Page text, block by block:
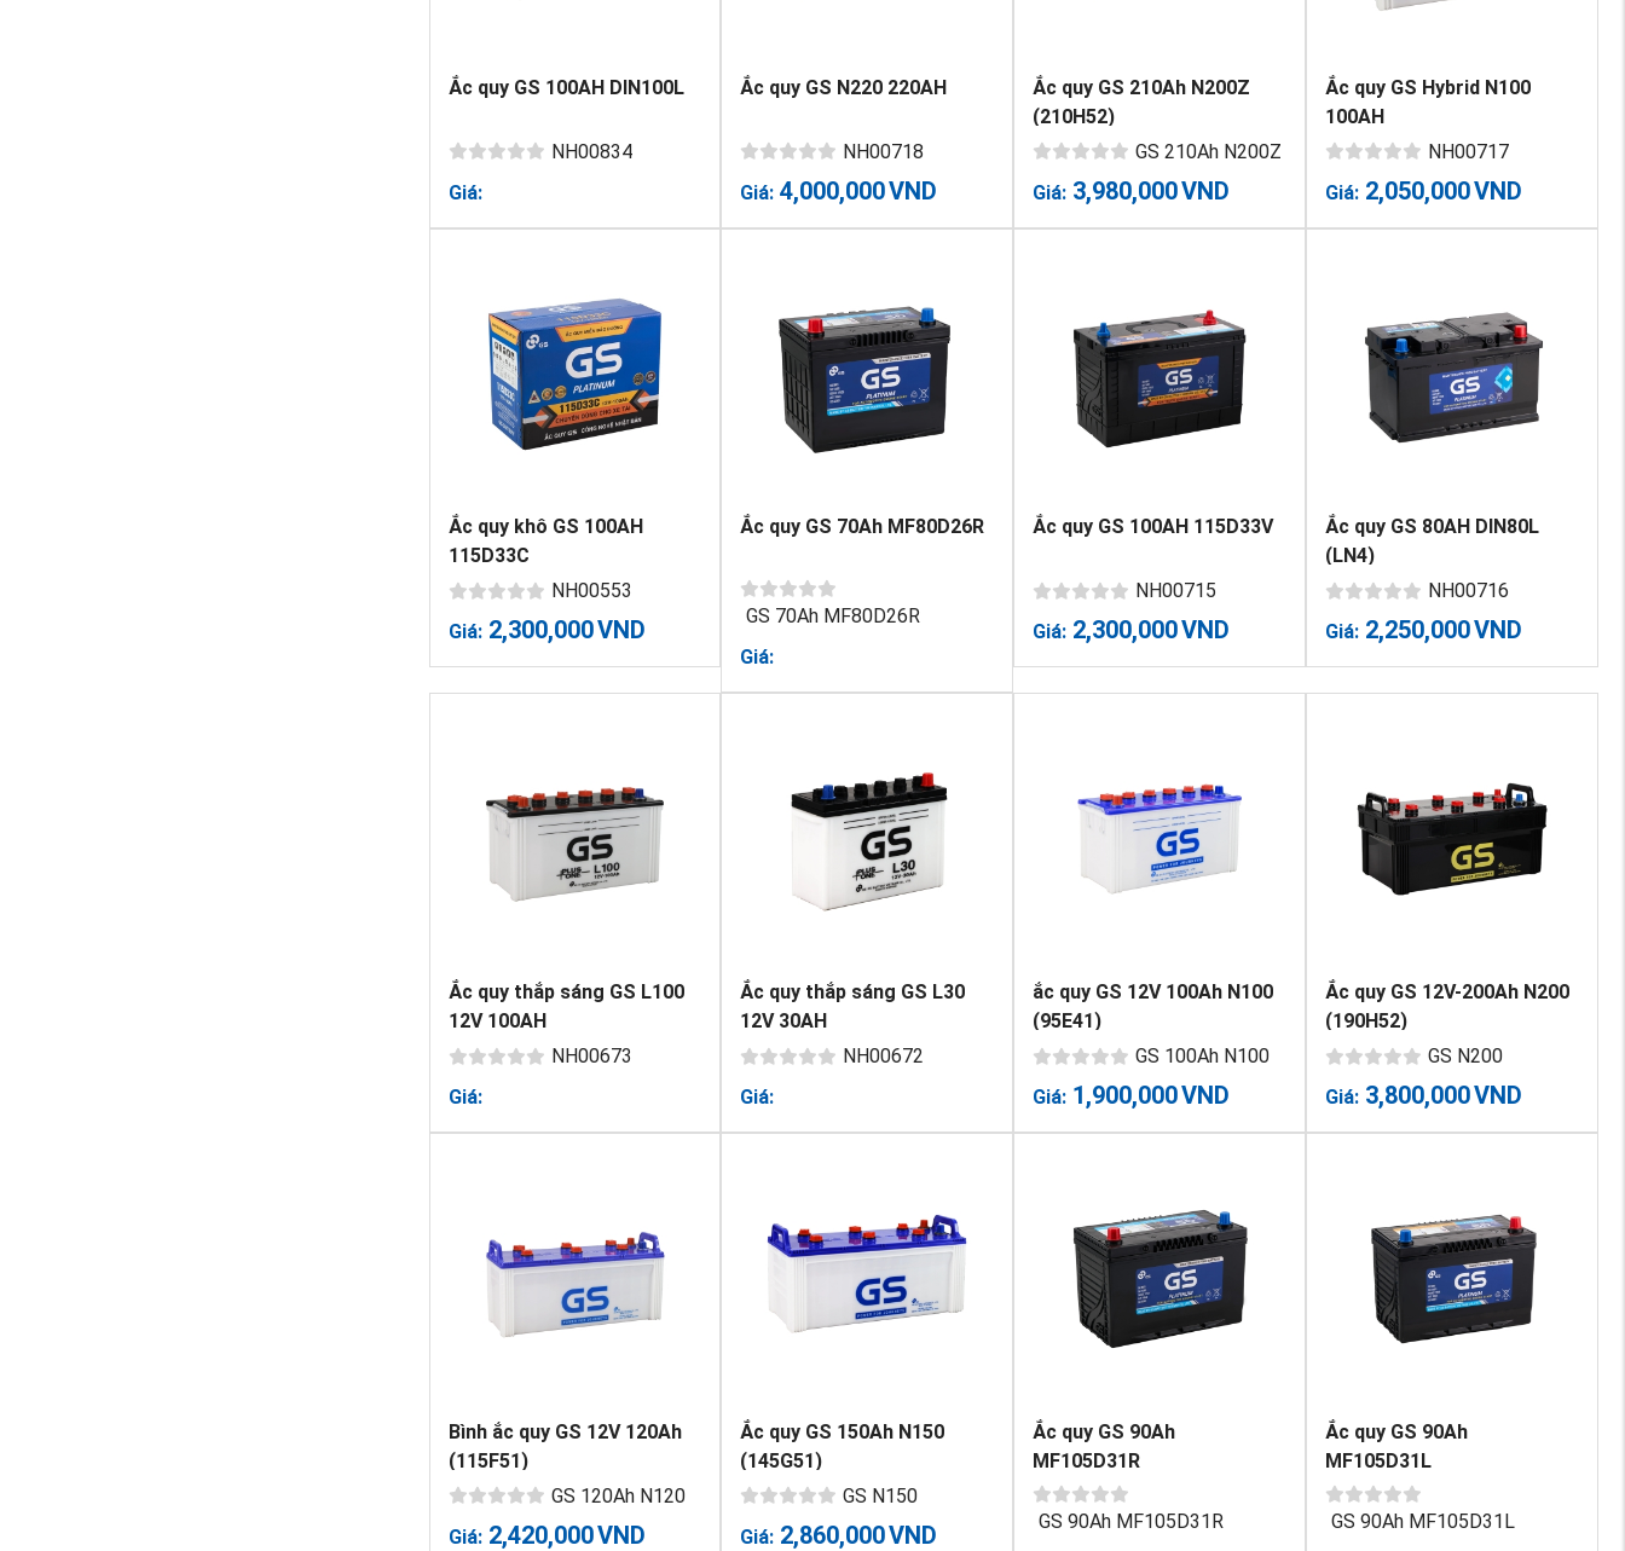
Ắc quy GS 100AH DIN100L
NH00834
Giá:
Ắc quy GS N220 220AH
NH00718
Giá: 4,000,000VND
Ắc quy GS 210Ah N200Z
(210H52)
GS 210Ah N200Z
Giá: 3,980,000VND
Ắc quy GS Hybrid N100
100AH
NH00717
Giá: 2,050,000VND
Ắc quy khô GS 100AH
115D33C
NH00553
Giá: 2,300,000VND
Ắc quy GS 70Ah MF80D26R
GS 70Ah MF80D26R
Giá:
Ắc quy GS 100AH 115D33V
NH00715
Giá: 2,300,000VND
Ắc quy GS 80AH DIN80L
(LN4)
NH00716
Giá: 2,250,000VND
Ắc quy thắp sáng GS L100
12V 100AH
NH00673
Giá:
Ắc quy thắp sáng GS L30
12V 30AH
NH00672
Giá:
ắc quy GS 12V 100Ah N100
(95E41)
GS 100Ah N100
Giá: 1,900,000VND
Ắc quy GS 12V-200Ah N200
(190H52)
GS N200
Giá: 3,800,000VND
Bình ắc quy GS 12V 120Ah
(115F51)
GS 120Ah N120
Giá: 2,420,000VND
Ắc quy GS 150Ah N150
(145G51)
GS N150
Giá: 2,860,000VND
Ắc quy GS 90Ah
MF105D31R
GS 90Ah MF105D31R
Ắc quy GS 90Ah
MF105D31L
GS 90Ah MF105D31L